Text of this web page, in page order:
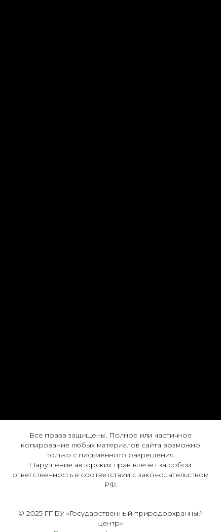
Все права защищены. Полное или частичное
копирование любых материалов сайта возможно
только с письменного разрешения.
Нарушение авторских прав влечет за собой
ответственность в соответствии с законодательством
РФ.
© 2025 ГПБУ «Государственный природоохранный
центр»